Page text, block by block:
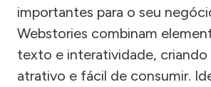
importantes para o seu
Webstories combinam
texto e interatividade,
atrativo e fácil de consumir.